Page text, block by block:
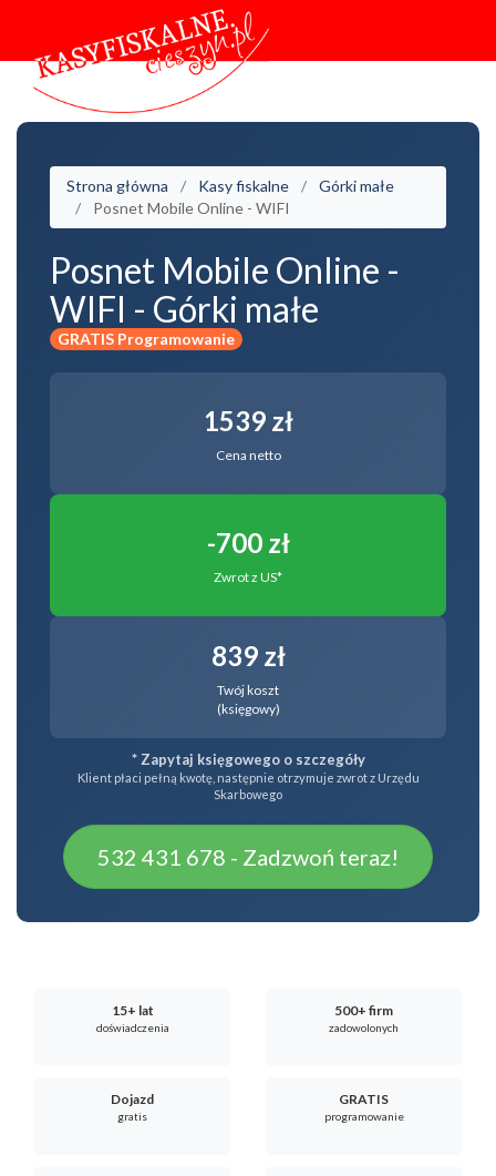
Strona główna Kasy fiskalne
Górki małe
Posnet Mobile Online - WIFI
Posnet Mobile Online -
WIFI - Górki małe
GRATIS Programowanie
1539 zł
Cena netto
-700 zł
Zwrot z US*
839 zł
Twój koszt
(księgowy)
* Zapytaj księgowego o szczegóły
Klient płaci pełną kwotę, następnie otrzymuje zwrot z Urzędu
Skarbowego
532 431 678 - Zadzwoń teraz!
15+ lat
doświadczenia
500+ firm
zadowolonych
Dojazd
gratis
GRATIS
programowanie